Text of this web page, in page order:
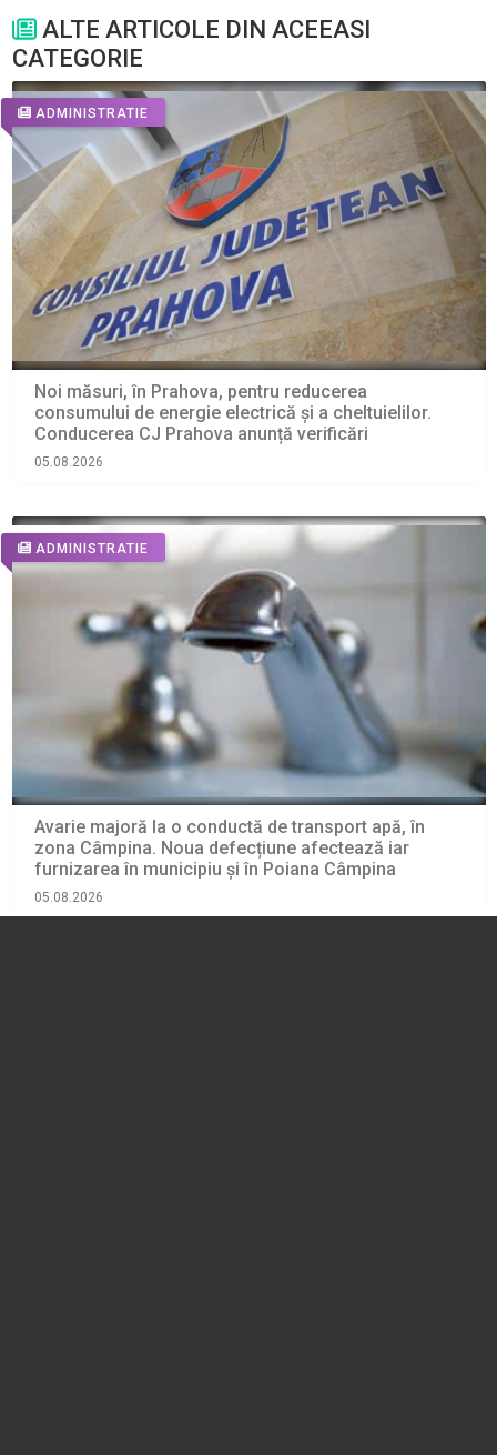
ALTE ARTICOLE DIN ACEEASI
CATEGORIE
ADMINISTRATIE
Noi măsuri, în Prahova, pentru reducerea
consumului de energie electrică și a cheltuielilor.
Conducerea CJ Prahova anunță verificări
05.08.2026
ADMINISTRATIE
Avarie majoră la o conductă de transport apă, în
zona Câmpina. Noua defecțiune afectează iar
furnizarea în municipiu și în Poiana Câmpina
05.08.2026